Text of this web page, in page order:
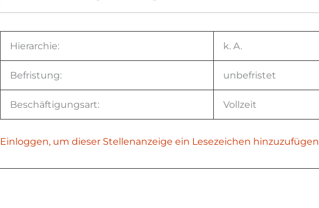
Hierarchie: k. A.
Befristung: unbefristet
Beschäftigungsart: Vollzeit
Einloggen, um dieser Stellenanzeige ein Lesezeichen hinzuzufügen